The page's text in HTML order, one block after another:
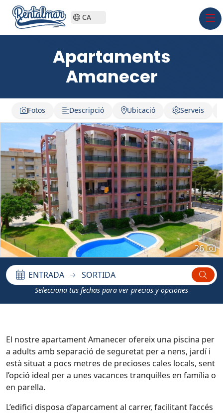
CA
Apartaments
Amanecer
Fotos Descripció Ubicació Serveis
26
ENTRADA SORTIDA
Selecciona tus fechas para ver precios y opciones
El nostre apartament Amanecer ofereix una piscina per
a adults amb separació de seguretat per a nens, jardí i
està situat a pocs metres de precioses cales locals, sent
l’opció ideal per a unes vacances tranquil·les en família o
en parella.
L’edifici disposa d’aparcament al carrer, facilitant l’accés